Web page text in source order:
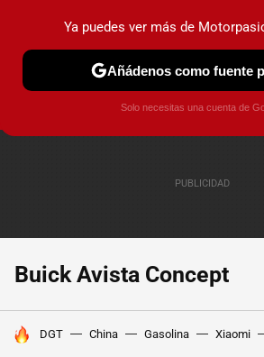
PRUEBAS COCHES ELÉCTRICOS
Buick Avista Concept
HOY SE HABLA DE
DGT China Gasolina Xiaomi
Ya puedes ver más de
Añádenos como fuente
Solo necesitas una cuenta de